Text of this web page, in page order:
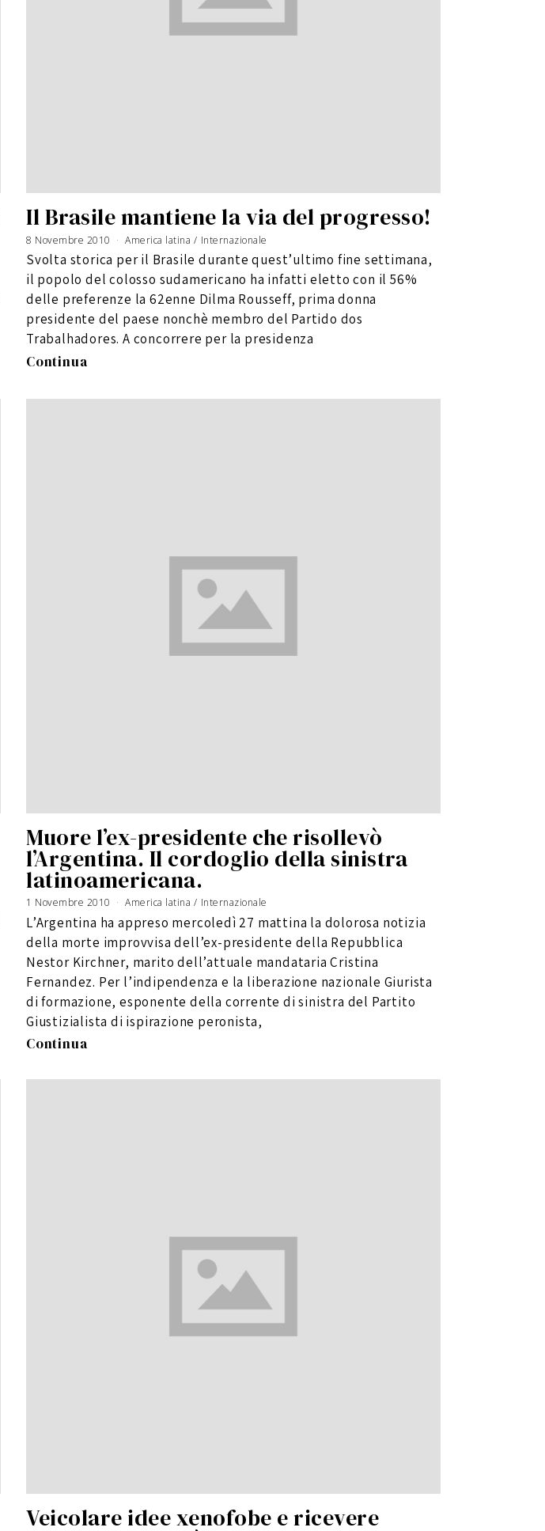
Il Brasile mantiene la via del progresso!
8 Novembre 2010
G
e
n
n
a
o
2
0
1
1
America latina / Internazionale
Svolta storica per il Brasile durante quest’ultimo fine settimana,
il popolo del colosso sudamericano ha infatti eletto con il 56%
delle preferenze la 62enne Dilma Rousseff, prima donna
presidente del paese nonchè membro del Partido dos
Trabalhadores. A concorrere per la presidenza
Continua
Muore l’ex-presidente che risollevò
l’Argentina. Il cordoglio della sinistra
latinoamericana.
1 Novembre 2010
o
v
e
m
b
e
2
1
0
America latina / Internazionale
L’Argentina ha appreso mercoledì 27 mattina la dolorosa notizia
della morte improvvisa dell’ex-presidente della Repubblica
Nestor Kirchner, marito dell’attuale mandataria Cristina
Fernandez. Per l’indipendenza e la liberazione nazionale Giurista
di formazione, esponente della corrente di sinistra del Partito
Giustizialista di ispirazione peronista,
Continua
Veicolare idee xenofobe e ricevere